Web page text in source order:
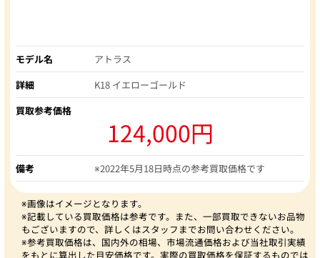
モデル名
アトラス
詳細
K18 イエローゴールド
買取参考価格
124,000円
備考 ※2022年5月18日時点の参考買取価格です
※画像はイメージとなります。
※記載している買取価格は参考です。また、一部買取できないお品物
もございますので、詳しくはスタッフまでお問い合わせください。
※参考買取価格は、国内外の相場、市場流通価格および当社取引実績
をもとに算出した目安価格です。実際の買取価格を保証するものでは